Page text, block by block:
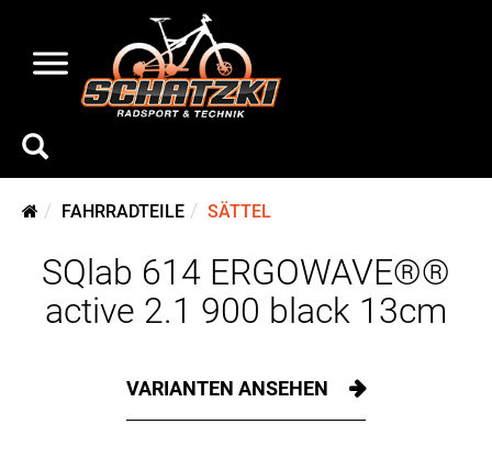
FAHRRADTEILE SÄTTEL
SQlab 614 ERGOWAVE®®
active 2.1 900 black 13cm
VARIANTEN ANSEHEN